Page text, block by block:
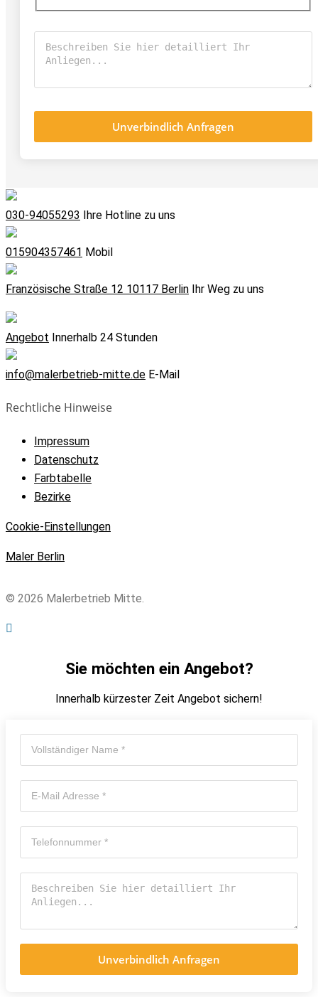
Unverbindlich Anfragen
030-94055293 Ihre Hotline zu uns
015904357461 Mobil
Französische Straße 12 10117 Berlin Ihr Weg zu uns
Angebot Innerhalb 24 Stunden
info@malerbetrieb-mitte.de E-Mail
Rechtliche Hinweise
Impressum
Datenschutz
Farbtabelle
Bezirke
Cookie-Einstellungen
Maler Berlin
© 2026 Malerbetrieb Mitte.
Sie möchten ein Angebot?
Innerhalb kürzester Zeit Angebot sichern!
Unverbindlich Anfragen